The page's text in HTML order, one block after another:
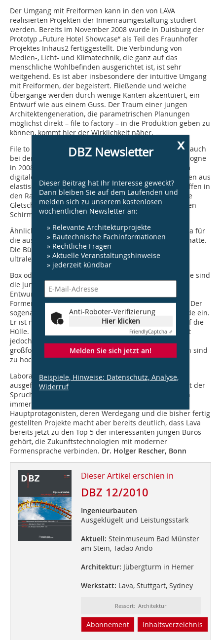
Der Umgang mit Freiformen kann in den von LAVA
realisierten Projekten der Innenraumgestaltung studiert
werden. Bereits im November 2008 wurde in Duisburg der
Prototyp „Future Hotel Showcase“ als Teil des Fraunhofer
Projektes Inhaus2 fertiggestellt. Die Verbindung von
Medien-, Licht- und Klima­technik, die ganz auf das
menschliche Wohlbefinden ausgerichtet ist, ist sehr
weitgehend. Es ist aber insbesondere der intuitive Umgang
mit Freiformen, der begeistert. Fließende und weiche
Übergänge werden durch wenige Kanten akzentuiert, ein
Entwurf wie aus einem Guss. Der Traum einer jungen
Architektengeneration, die parametrischen Planungen
möglichst direkt – file to factory – in die Produktion geben zu
können, kommt hier der Wirklichkeit näher.
File to Factory – im Kleinen ist dies bereits Realität. So auch
bei der Architonic Lounge, die Lava zur Messe imm cologne
in 2008 fertig stellt. Die Sitzmodule wurden direkt vom
digitalen Datenmodell mit computer-gesteuerten Fräsen aus
elastischem Schaum heraus­geschält. Vorbild für die offen in
den Raum gestellten Freiformblöcke war eine arktische
Gletscherlandschaft. Sie werden überdacht von leichten
Schirmmembranen.
Ähnlich raumgreifend war das Bühnendesign, das Lava für
die australischen MTV Music Awards 2009 entworfen hatte.
Die Bühnenskulptur wurde digital erzeugt und aus
ultraleichtem Stoff produziert.
Box oder Blob, diese Parole war zu einfach. Mittlerweile sind
die jungen Architekturbüros mit der digitalen
Entwurfssoftware so vertraut, dass sich die neue
Formensprache nicht nur auf die Außenhülle bezieht. Der
sogenannte Parametrismus bezieht das ganze Gebäude ein.
Er ist nicht nur auf einzelne Bauteile bezogen oder auf die
Hülle. Das ist jedenfalls der Anspruch. Das Problem ist
jedoch der Maßstab. Die Bauindustrie ist auf eine
großformatige Umsetzung nicht eingestellt. Die Kosten sind
zu hoch.
Laboratory for Visionary Architecture – ein solch
ausgefallener Name zeigt viel Mut. Und tatsächlich hat der
Spruch „Wer Visionen hat, sollte zum Arzt gehen“ noch
immer seine Berechtigung. Der erste Blick auf die
Hauptprotagonisten, deren Werdegang und die bisher fertig
gestellten Projekte macht aber bereits deutlich, dass Lava
bereits jetzt zu den Top 5 der interessanten jungen Büros
gehört, die Zukunftstechnologien mit moderner
Formensprache verbinden. Dr. Holger Rescher, Bonn
Dieser Artikel erschien in
DBZ 12/2010
Ingenieurbauten
Ausgeklügelt und Leistungsstark
Aktuell: Steinmuseum Bad Münster
am Stein, Tadao Ando
Architektur: Jübergturm in Hemer
Werkstatt: Lava, Stuttgart, Sydney
Ressort: Architektur
Abonnement Inhaltsverzeichnis
x
DBZ Newsletter
Dieser Beitrag hat Ihr Interesse geweckt?
Dann bleiben Sie auf dem Laufenden und
melden sich zu unserem kostenlosen
wöchentlichen Newsletter an:
» Relevante Architekturprojekte
» Bautechnische Fachinformationen
» Rechtliche Fragen
» Aktuelle Veranstaltungshinweise
» jederzeit kündbar
Anti-Roboter-Verifizierung
Hier klicken
FriendlyCaptcha ⇗
Melden Sie sich jetzt an!
Beispiele, Hinweise: Datenschutz, Analyse,
Widerruf